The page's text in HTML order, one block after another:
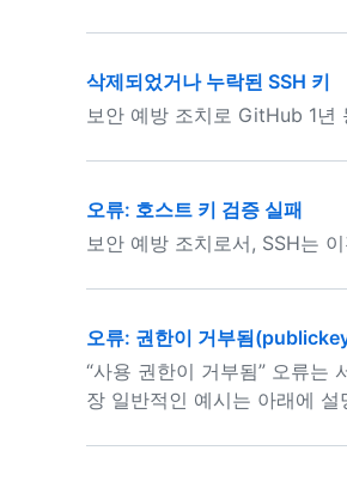
삭제되었거나 누락된 SSH 키
보안 예방 조치로 GitHub 1년
오류: 호스트 키 검증 실패
보안 예방 조치로서, SSH는
오류: 권한이 거부됨
“사용 권한이 거부됨” 오류는
장 일반적인 예시는 아래에 설